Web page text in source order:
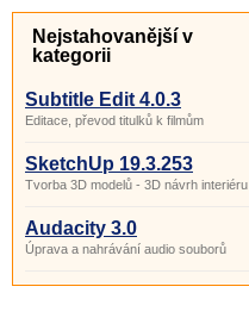
Nejstahovanější v
kategorii
Subtitle Edit 4.0.3
Editace, převod titulků k filmům
SketchUp 19.3.253
Tvorba 3D modelů - 3D návrh interiéru
Audacity 3.0
Úprava a nahrávání audio souborů